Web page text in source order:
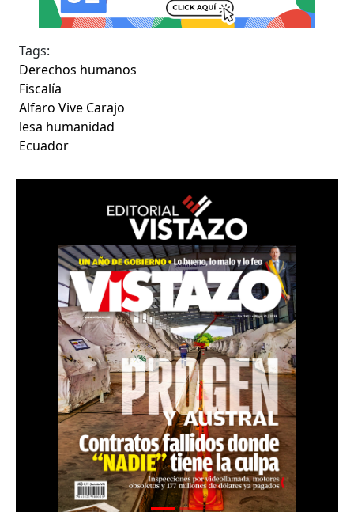
Tags:
Derechos humanos
Fiscalía
Alfaro Vive Carajo
lesa humanidad
Ecuador